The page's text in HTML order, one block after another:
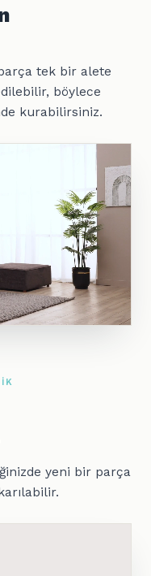
tek bir alete
böylece
kurabilirsiniz.
yeni bir parça